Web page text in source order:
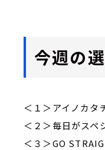
今週の
＜１＞アイノカタ
＜２＞毎日がスペ
＜３＞GO